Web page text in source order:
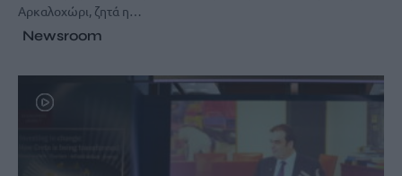
Αρκαλοχώρι, ζητά η…
Newsroom